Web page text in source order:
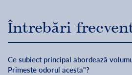
Întrebări
Ce subiect principal abordează
Primeste odorul acesta"?